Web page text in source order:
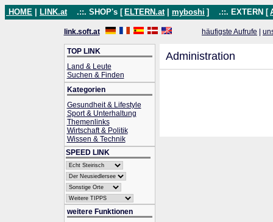
HOME LINK.at .::. SHOP's [ ELTERN.at myboshi ] .::. EXTERN [
link.soft.at häufigste Aufrufe
TOP LINK
Land & Leute
Suchen & Finden
Kategorien
Gesundheit & Lifestyle
Sport & Unterhaltung
Themenlinks
Wirtschaft & Politik
Wissen & Technik
SPEED LINK
weitere Funktionen
Administration